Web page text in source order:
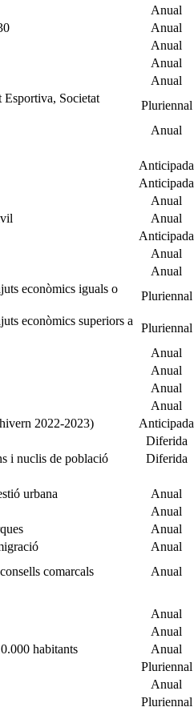
Anual
Anual
Anual
Anual
Anual
Societat
Pluriennal
Anual
Anticipada
Anticipada
Anual
Anual
Anticipada
Anual
Anual
econòmics iguals o
Pluriennal
econòmics superiors a
Pluriennal
Anual
Anual
Anual
Anual
2022-2023)
Anticipada
Diferida
i nuclis de població
Diferida
urbana Anual
Anual
Anual
Anual
comarcals Anual
Anual
Anual
habitants
Anual
Pluriennal
Anual
Pluriennal